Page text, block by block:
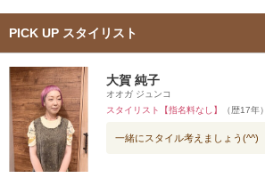
PICK UP スタイリスト
大賀 純子
オオガ ジュンコ
スタイリスト【指名料なし】
（歴17年）
一緒にスタイル考えましょう(^^)